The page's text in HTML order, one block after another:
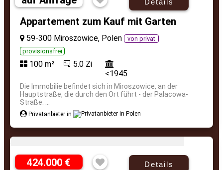
Appartement zum Kauf mit Garten
59-300 Miroszowice, Polen
von privat
provisionsfrei
100 m²
5.0 Zi
<1945
Die Immobilie befindet sich in Miroszowice, an der
Hauptstraße, die durch den Ort führt - der Palacowa-
Straße. ...
Privatanbieter in
424.000 € Details